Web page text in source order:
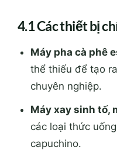
4.1 Các thiết bị
Máy pha cà phê
thể thiếu để tạo
chuyên nghiệp.
Máy xay sinh tố,
các loại thức
capuchino.